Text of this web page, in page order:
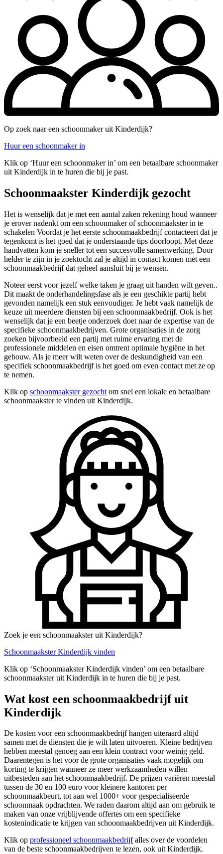
Op zoek naar een schoonmaker uit Kinderdijk?
Huur een schoonmaker in
Klik op ‘Huur een schoonmaker in’ om een betaalbare schoonmaker
uit Kinderdijk in te huren die bij je past.
Schoonmaakster Kinderdijk gezocht
Het is wenselijk dat je met een aantal zaken rekening houd wanneer
je erover nadenkt om een schoonmaker of schoonmaakster in te
schakelen Voordat je het eerste schoonmaakbedrijf contacteert dat je
tegenkomt is het goed dat je onderstaande tips doorloopt. Met deze
handvatten kom je sneller tot een succesvolle samenwerking. Door
helder te zijn in je zoektocht zal je altijd in contact komen met een
schoonmaakbedrijf dat geheel aansluit bij je wensen.
Noteer eerst voor jezelf welke taken je graag uit handen wilt geven..
Dit maakt de onderhandelingsfase als je een geschikte partij hebt
gevonden namelijk een stuk eenvoudiger. Je hebt vaak namelijk de
keuze uit meerdere diensten bij een schoonmaakbedrijf. Ook is het
wenselijk dat je een beetje onderzoek doet naar de expertise van de
specifieke schoonmaakbedrijven. Grote organisaties in de zorg
zoeken bijvoorbeeld een partij met ruime ervaring met de
professionele middelen en eisen omtrent optimale hygiëne in het
gebouw. Als je meer wilt weten over de deskundigheid van een
specifiek schoonmaakbedrijf is het goed om even contact met ze op
te nemen.
Klik op schoonmaakster gezocht om snel een lokale en betaalbare
schoonmaakster te vinden uit Kinderdijk.
Zoek je een schoonmaakster uit Kinderdijk?
Schoonmaakster Kinderdijk vinden
Klik op ‘Schoonmaakster Kinderdijk vinden’ om een betaalbare
schoonmaakster uit Kinderdijk in te huren die bij je past.
Wat kost een schoonmaakbedrijf uit
Kinderdijk
De kosten voor een schoonmaakbedrijf hangen uiteraard altijd
samen met de diensten die je wilt laten uitvoeren. Kleine bedrijven
hebben meestal genoeg aan een klein contract voor weinig geld.
Daarentegen is het voor de grote organisaties vaak mogelijk om
korting te krijgen wanneer ze meer werkzaamheden willen
uitbesteden aan het schoonmaakbedrijf. De prijzen variëren meestal
tussen de 30 en 100 euro voor kleinere kantoren per
schoonmaakbeurt, tot aan wel 1000+ voor gespecialiseerde
schoonmaak opdrachten. We raden daarom altijd aan om gebruik te
maken van onze vrijblijvende offertes om een specifieke
kostenindicatie te krijgen van schoonmaakbedrijven uit Kinderdijk.
Klik op professioneel schoonmaakbedrijfalles over de voordelen
van de beste schoonmaakbedrijven te lezen, ook uit Kinderdijk.